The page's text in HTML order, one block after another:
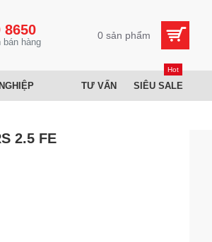
8650 0 sản phẩm
TƯ VẤN SIÊU SALE
Hot
2.5 FE